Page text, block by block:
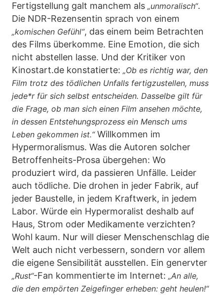
Fertigstellung galt manchem als „unmoralisch“.
Die NDR-Rezensentin sprach von einem
„komischen Gefühl“, das einem beim Betrachten
des Films überkomme. Eine Emotion, die sich
nicht abstellen lasse. Und der Kritiker von
Kinostart.de konstatierte: „Ob es richtig war, den
Film trotz des tödlichen Unfalls fertigzustellen, muss
jede*r für sich selbst entscheiden. Dasselbe gilt für
die Frage, ob man sich einen Film ansehen möchte,
in dessen Entstehungsprozess ein Mensch ums
Leben gekommen ist.“ Willkommen im
Hypermoralismus. Was die Autoren solcher
Betroffenheits-Prosa übergehen: Wo
produziert wird, da passieren Unfälle. Leider
auch tödliche. Die drohen in jeder Fabrik, auf
jeder Baustelle, in jedem Kraftwerk, in jedem
Labor. Würde ein Hypermoralist deshalb auf
Haus, Strom oder Medikamente verzichten?
Wohl kaum. Nur will dieser Menschenschlag die
Welt auch nicht verbessern, sondern vor allem
die eigene Sensibilität ausstellen. Ein genervter
„Rust“-Fan kommentierte im Internet: „An alle,
die den empörten Zeigefinger erheben: geht heulen!“